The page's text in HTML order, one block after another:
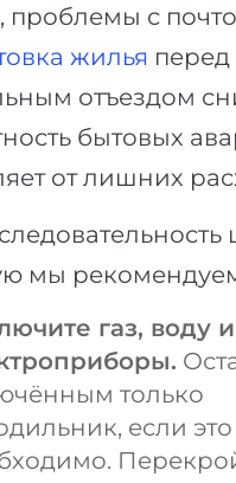
проблемы с
жилья перед
отъездом
бытовых
от лишних
мы
газ, воду и
только
если это